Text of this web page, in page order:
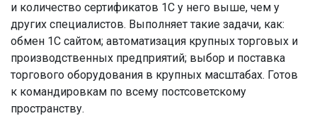
и количество сертификатов 1С у него выше, чем у
других специалистов. Выполняет такие задачи, как:
обмен 1С сайтом; автоматизация крупных торговых и
производственных предприятий; выбор и поставка
торгового оборудования в крупных масштабах. Готов
к командировкам по всему постсоветскому
пространству.